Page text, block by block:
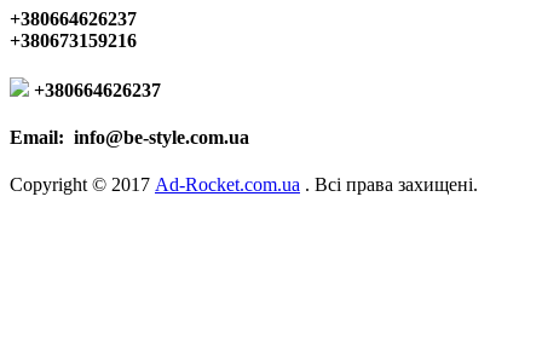
+380664626237
+380673159216
+380664626237
Email: info@be-style.com.ua
Copyright © 2017 Ad-Rocket.com.ua . Всі права захищені.